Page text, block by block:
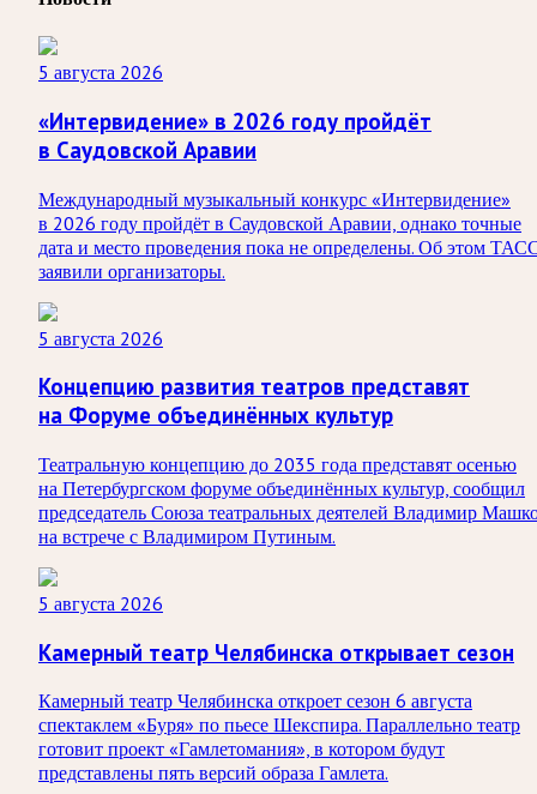
5 августа 2026
«Интервидение» в 2026 году пройдёт
в Саудовской Аравии
Международный музыкальный конкурс «Интервидение»
в 2026 году пройдёт в Саудовской Аравии, однако точные
дата и место проведения пока не определены. Об этом
заявили организаторы.
5 августа 2026
Концепцию развития театров представят
на Форуме объединённых культур
Театральную концепцию до 2035 года представят осенью
на Петербургском форуме объединённых культур, сообщил
председатель Союза театральных деятелей Владимир
на встрече с Владимиром Путиным.
5 августа 2026
Камерный театр Челябинска открывает сезон
Камерный театр Челябинска откроет сезон 6 августа
спектаклем «Буря» по пьесе Шекспира. Параллельно театр
готовит проект «Гамлетомания», в котором будут
представлены пять версий образа Гамлета.